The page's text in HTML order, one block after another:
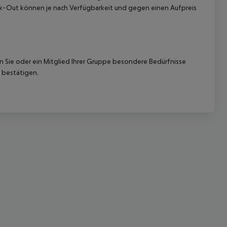
Out können je nach Verfügbarkeit und gegen einen Aufpreis
oder ein Mitglied Ihrer Gruppe besondere Bedürfnisse
bestätigen.